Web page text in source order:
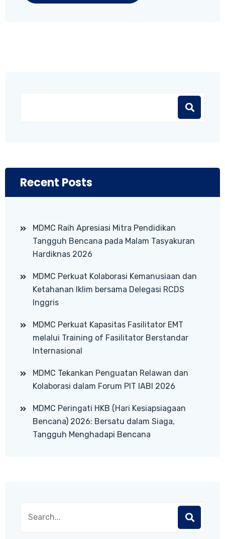
Recent Posts
MDMC Raih Apresiasi Mitra Pendidikan
Tangguh Bencana pada Malam Tasyakuran
Hardiknas 2026
MDMC Perkuat Kolaborasi Kemanusiaan dan
Ketahanan Iklim bersama Delegasi RCDS
Inggris
MDMC Perkuat Kapasitas Fasilitator EMT
melalui Training of Fasilitator Berstandar
Internasional
MDMC Tekankan Penguatan Relawan dan
Kolaborasi dalam Forum PIT IABI 2026
MDMC Peringati HKB (Hari Kesiapsiagaan
Bencana) 2026: Bersatu dalam Siaga,
Tangguh Menghadapi Bencana